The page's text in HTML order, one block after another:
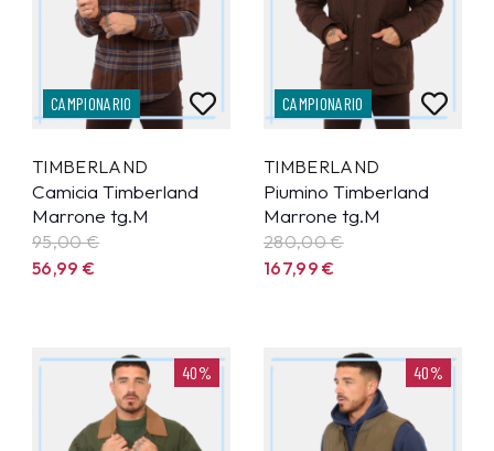
CAMPIONARIO
TIMBERLAND
Camicia Timberland
Marrone tg.M
95,00 €
56,99€
CAMPIONARIO
TIMBERLAND
Piumino Timberland
Marrone tg.M
280,00 €
167,99€
40% 40%